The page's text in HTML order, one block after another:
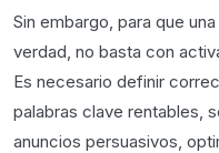
Sin embargo, para que
verdad, no basta con
Es necesario definir
palabras clave rentables,
anuncios persuasivos,